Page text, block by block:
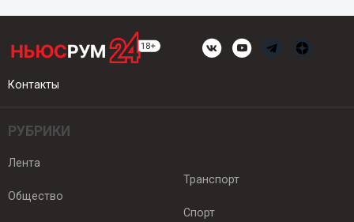
Контакты
РУБРИКИ
Лента
Общество
Транспорт
Спорт